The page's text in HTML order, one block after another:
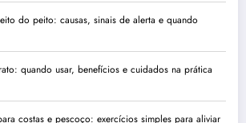
do peito: causas, sinais de alerta e quando
quando usar, benefícios e cuidados na prática
costas e pescoço: exercícios simples para aliviar